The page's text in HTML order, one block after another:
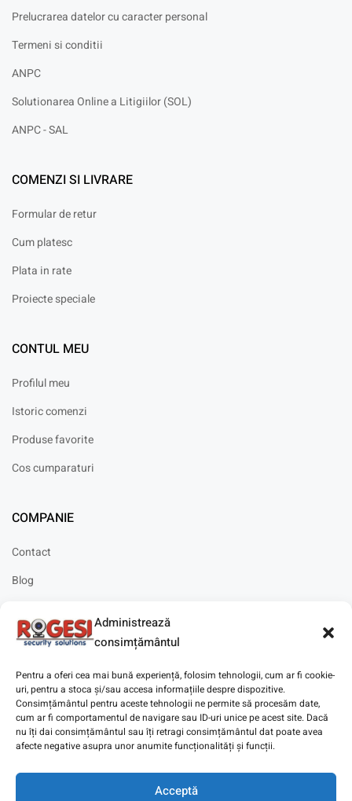
Administrează
consimțământul
Pentru a oferi cea mai bună experiență, folosim tehnologii, cum ar fi cookie-
uri, pentru a stoca și/sau accesa informațiile despre dispozitive.
Consimțământul pentru aceste tehnologii ne permite să procesăm date,
cum ar fi comportamentul de navigare sau ID-uri unice pe acest site. Dacă
nu îți dai consimțământul sau îți retragi consimțământul dat poate avea
afecte negative asupra unor anumite funcționalități și funcții.
Acceptă
Prelucrarea datelor cu caracter personal
Termeni si conditii
ANPC
Solutionarea Online a Litigiilor (SOL)
ANPC - SAL
COMENZI SI LIVRARE
Formular de retur
Cum platesc
Plata in rate
Proiecte speciale
CONTUL MEU
Profilul meu
Istoric comenzi
Produse favorite
Cos cumparaturi
COMPANIE
Contact
Blog
Solicitare instalare
Copyright © 2025Digitaz.